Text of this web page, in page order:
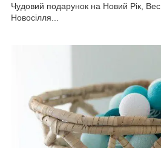
Чудовий подарунок на Новий Рік,
Новосілля...